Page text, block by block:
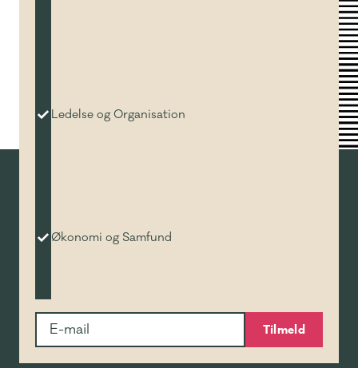
Ledelse og Organisation
Økonomi og Samfund
Tilmeld